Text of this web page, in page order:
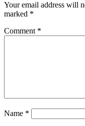
Your email address will
marked *
Comment *
Name *